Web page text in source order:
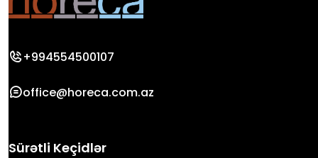
+994554500107
office@horeca.com.az
Sürətli Keçidlər